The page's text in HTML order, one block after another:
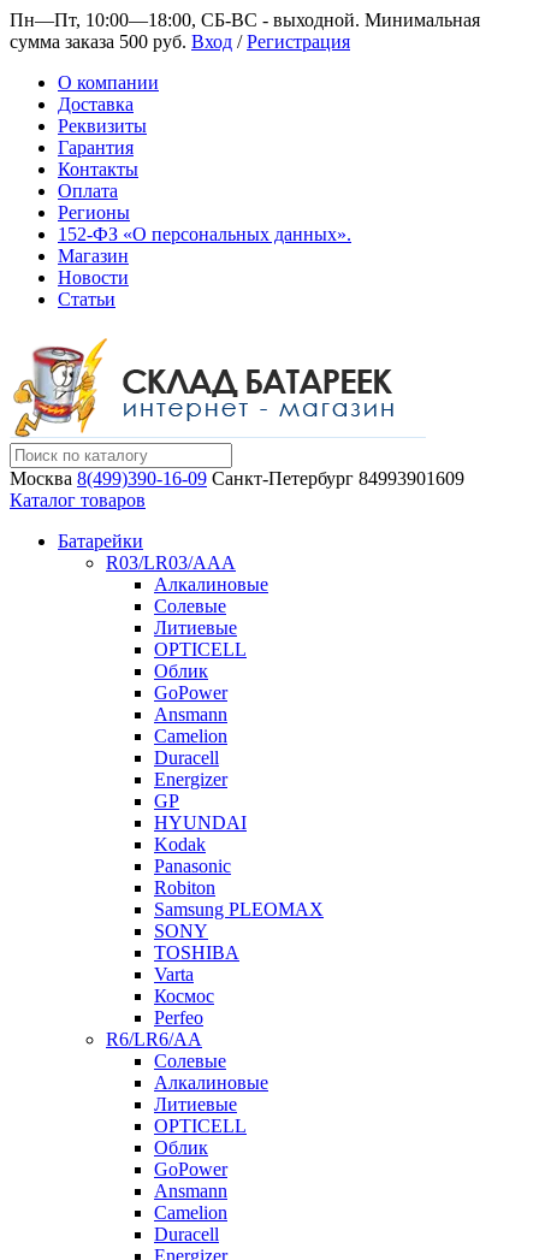
Пн—Пт, 10:00—18:00, СБ-ВС - выходной. Минимальная
сумма заказа 500 руб. Вход /Регистрация
О компании
Доставка
Реквизиты
Гарантия
Контакты
Оплата
Регионы
152-ФЗ «О персональных данных».
Магазин
Новости
Статьи
Москва 8(499)390-16-09 Санкт-Петербург 84993901609
Каталог товаров
Батарейки
R03/LR03/AAA
Алкалиновые
Солевые
Литиевые
OPTICELL
Облик
GoPower
Ansmann
Camelion
Duracell
Energizer
GP
HYUNDAI
Kodak
Panasonic
Robiton
Samsung PLEOMAX
SONY
TOSHIBA
Varta
Космос
Perfeo
R6/LR6/AA
Солевые
Алкалиновые
Литиевые
OPTICELL
Облик
GoPower
Ansmann
Camelion
Duracell
Energizer